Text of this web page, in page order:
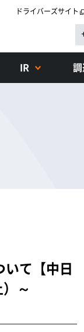
ドライバーズサイト
IR
て【中日
～